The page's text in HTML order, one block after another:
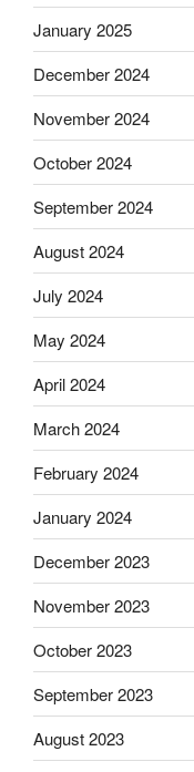
January 2025
December 2024
November 2024
October 2024
September 2024
August 2024
July 2024
May 2024
April 2024
March 2024
February 2024
January 2024
December 2023
November 2023
October 2023
September 2023
August 2023